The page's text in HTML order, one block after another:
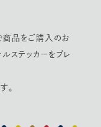
商品をご購入のお
ステッカーをプレ
。